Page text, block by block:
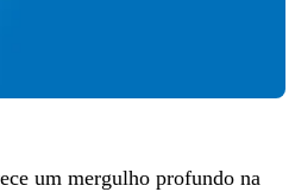
um mergulho profundo na